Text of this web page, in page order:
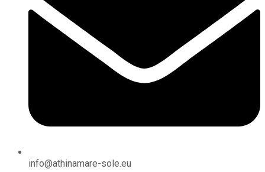
info@athinamare-sole.eu